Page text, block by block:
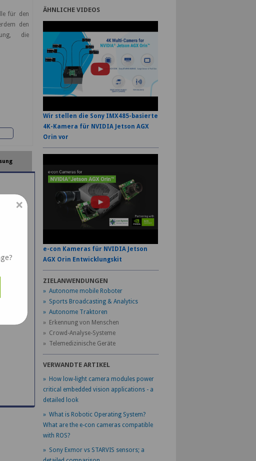
für den
den
die
*
ÄHNLICHE VIDEOS
Wir stellen die Sony IMX485-basierte
4K-Kamera für NVIDIA Jetson AGX
Orin vor
e-con Kameras für NVIDIA Jetson
AGX Orin Entwicklungskit
ZIELANWENDUNGEN
» Autonome mobile Roboter
» Sports Broadcasting & Analytics
» Autonome Traktoren
» Erkennung von Menschen
» Crowd-Analyse-Systeme
» Telemedizinische Geräte
VERWANDTE ARTIKEL
» How low-light camera modules power
critical embedded vision applications - a
detailed look
» What is Robotic Operating System?
What are the e-con cameras compatible
with ROS?
» Sony Exmor vs STARVIS sensors; a
×